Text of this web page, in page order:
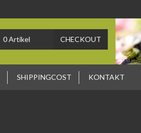
0Artikel CHECKOUT
SHIPPINGCOST KONTAKT